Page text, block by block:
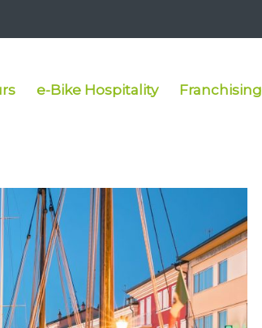
e-Bike Hospitality Franchising